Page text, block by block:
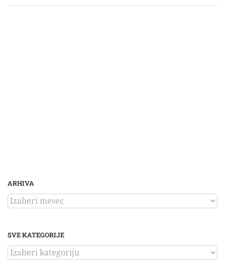
ARHIVA
ARHIVA
SVE KATEGORIJE
SVE
KATEGORIJE